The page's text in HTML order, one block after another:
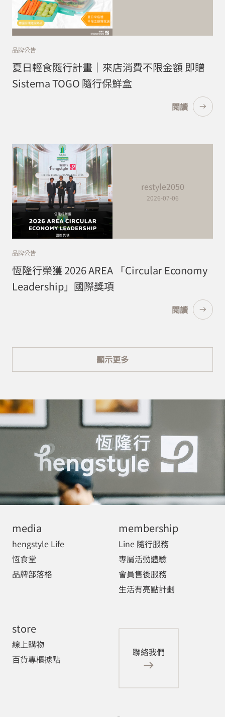
品牌公告
夏日輕食隨行計畫｜來店消費不限金額 即贈
Sistema TOGO 隨行保鮮盒
閱讀
restyle2050
2026-07-06
品牌公告
恆隆行榮獲 2026 AREA 「Circular Economy
Leadership」國際獎項
閱讀
顯示更多
media
hengstyle Life
恆食堂
品牌部落格
membership
Line 隨行服務
專屬活動體驗
會員售後服務
生活有亮點計劃
store
線上購物
百貨專櫃據點
聯絡我們